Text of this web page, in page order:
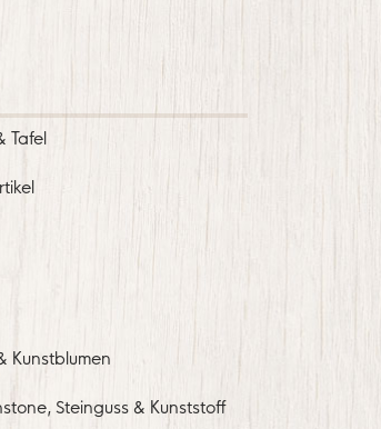
Tafel
Kunstblumen
Steinguss & Kunststoff